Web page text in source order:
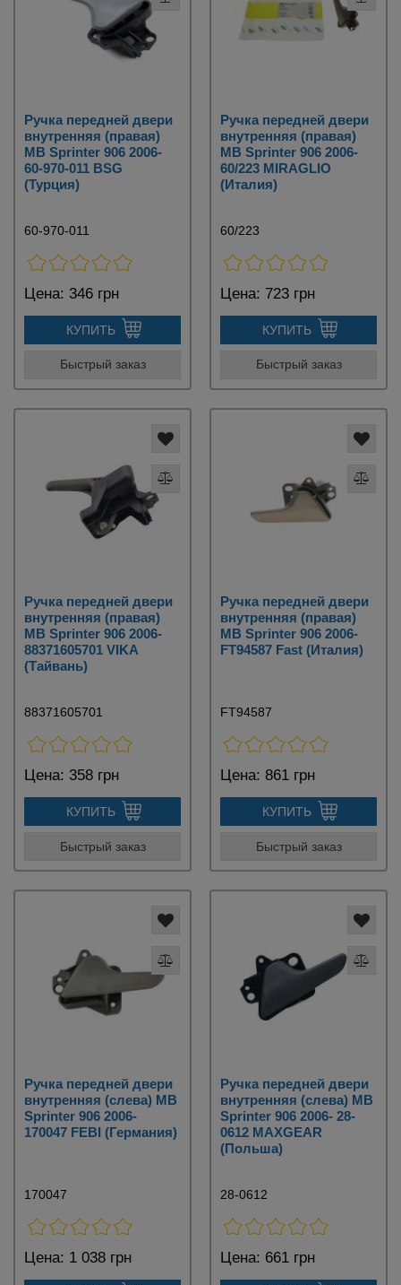
Ручка передней двери
внутренняя (правая)
MB Sprinter 906 2006-
60-970-011 BSG
(Турция)
60-970-011
Цена: 346 грн
КУПИТЬ
Быстрый заказ
Ручка передней двери
внутренняя (правая)
MB Sprinter 906 2006-
60/223 MIRAGLIO
(Италия)
60/223
Цена: 723 грн
КУПИТЬ
Быстрый заказ
Ручка передней двери
внутренняя (правая)
MB Sprinter 906 2006-
88371605701 VIKA
(Тайвань)
88371605701
Цена: 358 грн
КУПИТЬ
Быстрый заказ
Ручка передней двери
внутренняя (правая)
MB Sprinter 906 2006-
FT94587 Fast (Италия)
FT94587
Цена: 861 грн
КУПИТЬ
Быстрый заказ
Ручка передней двери
внутренняя (слева) MB
Sprinter 906 2006-
170047 FEBI (Германия)
170047
Цена: 1 038 грн
Ручка передней двери
внутренняя (слева) MB
Sprinter 906 2006- 28-
0612 MAXGEAR
(Польша)
28-0612
Цена: 661 грн